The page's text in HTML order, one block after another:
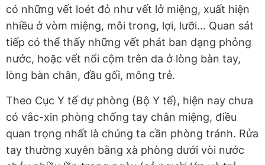
có những vết loét đỏ như vết lở miệng, xuất hiện
nhiều ở vòm miệng, môi trong, lợi, lưỡi… Quan sát
tiếp có thể thấy những vết phát ban dạng phỏng
nước, hoặc vết nổi cộm trên da ở lòng bàn tay,
lòng bàn chân, đầu gối, mông trẻ.
Theo Cục Y tế dự phòng (Bộ Y tế), hiện nay chưa
có vắc-xin phòng chống tay chân miệng, điều
quan trọng nhất là chúng ta cần phòng tránh. Rửa
tay thường xuyên bằng xà phòng dưới vòi nước